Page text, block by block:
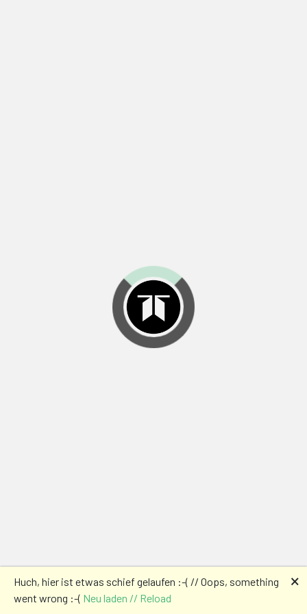
Huch, hier ist etwas schief gelaufen :-( // Oops, something
went wrong :-( Neu laden // Reload
🗙